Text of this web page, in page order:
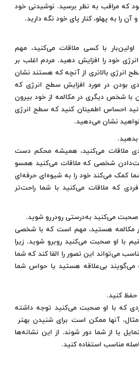
که مراقب به نظر برسید. نوشیدنی خود
و آن را به پهلو، کنار پای خود نگه دارید.
اولین‌بار با کسی ملاقات می‌کنید، مهم
خود را افزایش دهید. مردم اغلب بر
انرژی بالاتری از آنچه که هستند نشان
بودن در مورد افزایش سطح انرژی که
با شخص دیگری در مکالمه از خود بیرون
احساس اطمینان کنید که سطح انرژی
نشان می‌دهید.
ملاقات می‌کنید، همیشه محکم دست
شخصی که ملاقات می‌کنید همسو
کمک می‌کند خود را به شیوه‌ای حرفه‌ای
که ملاقات می‌کنید با شما راحت‌تر
صحبت می‌کنید به‌‌درستی رودررو شوید.
مکالمه هستید، مهم است که با شخصی
با او صحبت می‌کنید روبرو شوید. زیرا
می‌تواند این تصور را القا کند که شما
بی‌علاقه هستید یا حواس شما
حفظ کنید.
که با او صحبت می‌کنید توجه داشته
آنها ممکن است برای شنیدن بهتر
یا از شما دور شوند. از این نشانه‌ها
مناسب استفاده کنید.